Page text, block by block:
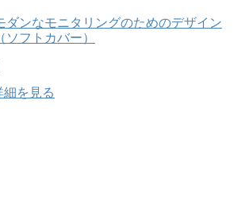
ダンなモニタリングのためのデザイン
フトカバー）
を見る